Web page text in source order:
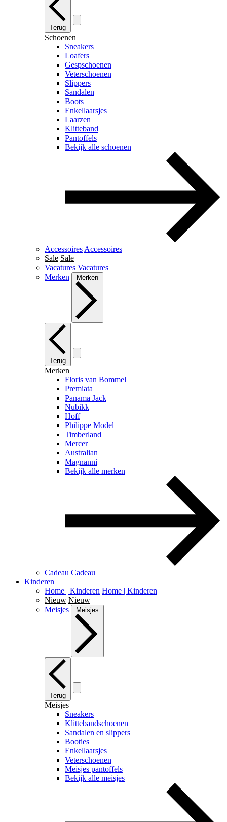
Terug
Schoenen
Sneakers
Loafers
Gespschoenen
Veterschoenen
Slippers
Sandalen
Boots
Enkellaarsjes
Laarzen
Klitteband
Pantoffels
Bekijk alle schoenen
Accessoires Accessoires
Sale Sale
Vacatures Vacatures
Merken
Merken
Terug
Merken
Floris van Bommel
Premiata
Panama Jack
Nubikk
Hoff
Philippe Model
Timberland
Mercer
Australian
Magnanni
Bekijk alle merken
Cadeau Cadeau
Kinderen
Home | Kinderen Home | Kinderen
Nieuw Nieuw
Meisjes
Meisjes
Terug
Meisjes
Sneakers
Klittebandschoenen
Sandalen en slippers
Booties
Enkellaarsjes
Veterschoenen
Meisjes pantoffels
Bekijk alle meisjes